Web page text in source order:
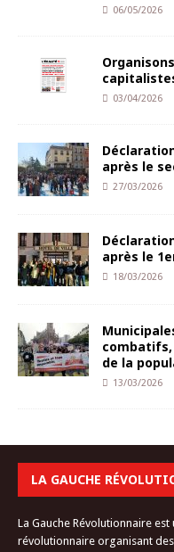
06/05/2026
03/04/2026
après le
27/03/2026
après le
18/03/2026
de la
13/03/2026
LA GAUCHE
La Gauche Révolutionnaire
révolutionnaire organisant